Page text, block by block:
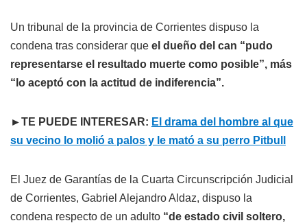
Un tribunal de la provincia de Corrientes dispuso la
condena tras considerar que el dueño del can “pudo
representarse el resultado muerte como posible”, más
“lo aceptó con la actitud de indiferencia”.
►TE PUEDE INTERESAR: El drama del hombre al que
su vecino lo molió a palos y le mató a su perro Pitbull
El Juez de Garantías de la Cuarta Circunscripción Judicial
de Corrientes, Gabriel Alejandro Aldaz, dispuso la
condena respecto de un adulto “de estado civil soltero,